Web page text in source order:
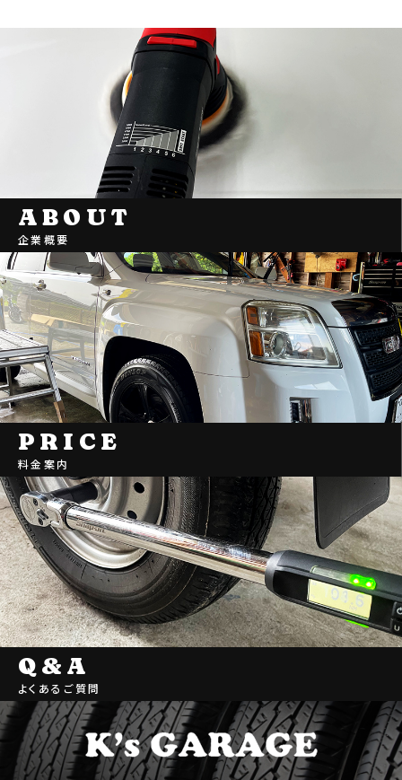
ABOUT
企業概要
PRICE
料金案内
Q&A
よくあるご質問